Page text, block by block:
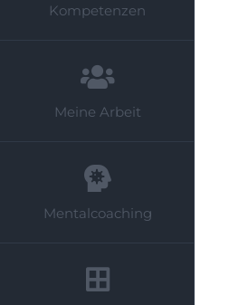
Kompetenzen
Meine Arbeit
Mentalcoaching